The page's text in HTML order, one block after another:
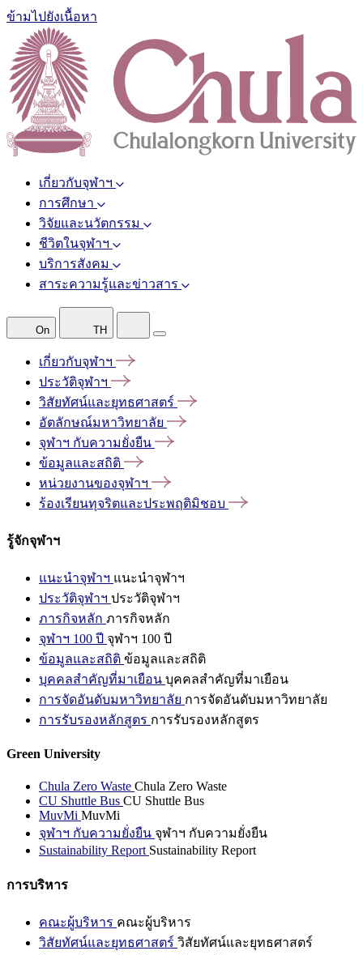
ข้ามไปยังเนื้อหา
เกี่ยวกับจุฬาฯ
การศึกษา
วิจัยและนวัตกรรม
ชีวิตในจุฬาฯ
บริการสังคม
สาระความรู้และข่าวสาร
On TH
เกี่ยวกับจุฬาฯ
ประวัติจุฬาฯ
วิสัยทัศน์และยุทธศาสตร์
อัตลักษณ์มหาวิทยาลัย
จุฬาฯ กับความยั่งยืน
ข้อมูลและสถิติ
หน่วยงานของจุฬาฯ
ร้องเรียนทุจริตและประพฤติมิชอบ
รู้จักจุฬาฯ
แนะนำจุฬาฯ แนะนำจุฬาฯ
ประวัติจุฬาฯ ประวัติจุฬาฯ
ภารกิจหลัก ภารกิจหลัก
จุฬาฯ 100 ปี จุฬาฯ 100 ปี
ข้อมูลและสถิติ ข้อมูลและสถิติ
บุคคลสำคัญที่มาเยือน บุคคลสำคัญที่มาเยือน
การจัดอันดับมหาวิทยาลัย การจัดอันดับมหาวิทยาลัย
การรับรองหลักสูตร การรับรองหลักสูตร
Green University
Chula Zero Waste Chula Zero Waste
CU Shuttle Bus CU Shuttle Bus
MuvMi MuvMi
จุฬาฯ กับความยั่งยืน จุฬาฯ กับความยั่งยืน
Sustainability Report Sustainability Report
การบริหาร
คณะผู้บริหาร คณะผู้บริหาร
วิสัยทัศน์และยุทธศาสตร์ วิสัยทัศน์และยุทธศาสตร์